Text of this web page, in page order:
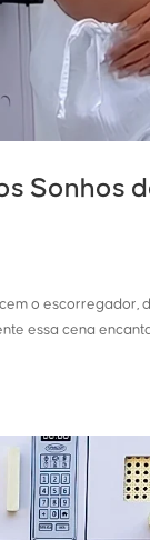
Sonhos
o escorregador,
essa cena